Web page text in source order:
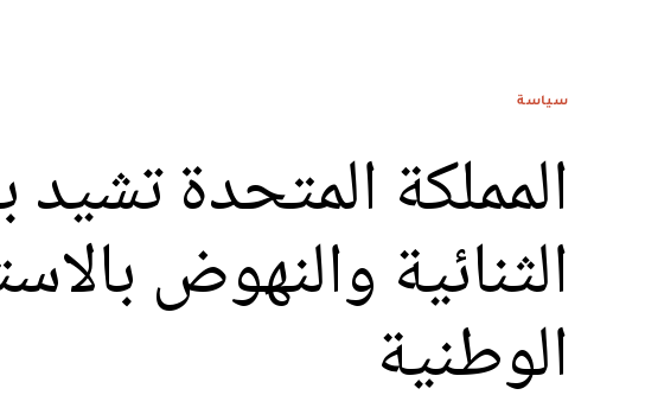
سياسة
المملكة المتحدة تشيد
الثنائية والنهوض
الوطنية